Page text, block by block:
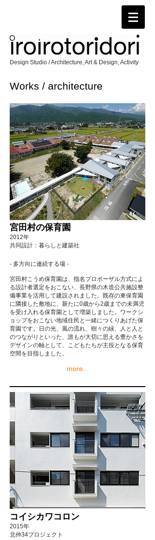
Design Studio / Architecture, Art & Design, Activity
Works / architecture
宮田村の保育園
2012年
共同設計：暮らしと建築社
- 多方向に連続する場 -
宮田村こうめ保育園は、指名プロポーザル方式によ
る設計者選定をおこない、長野県の木造公共施設整
備事業を活用して建設されました。既存の東保育園
に隣接した敷地に、新たに0歳から2歳までの未満児
を受け入れる保育園として増築しました。ワークシ
ョップをおこない地域住民と一緒につくりあげた保
育園です。日の光、風の流れ、樹々の緑、人と人と
のつながりといった、誰もが大切に思える豊かさを
デザインの軸として、こどもたちが主役となる保育
空間を目指しました。
more...
コイシカワコロン
2015年
北仲34プロジェクト